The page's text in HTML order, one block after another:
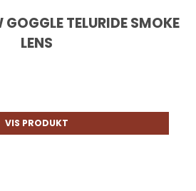
TELURIDE SMOKE
LENS
VIS PRODUKT